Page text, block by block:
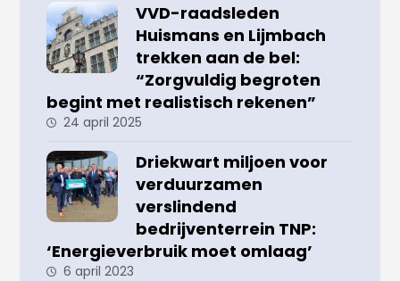
VVD-raadsleden
Huismans en Lijmbach
trekken aan de bel:
“Zorgvuldig begroten
begint met realistisch rekenen”
24 april 2025
Driekwart miljoen voor
verduurzamen
verslindend
bedrijventerrein TNP:
‘Energieverbruik moet omlaag’
6 april 2023